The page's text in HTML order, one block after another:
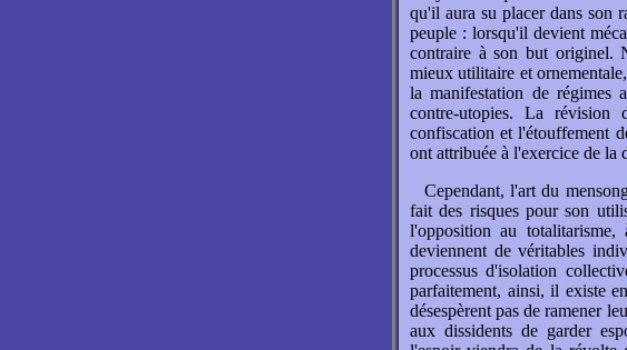
qu'il aura su placer dans son
peuple : lorsqu'il devient
contraire à son but originel.
mieux utilitaire et
la manifestation de régimes
contre-utopies. La révision
confiscation et l'étouffement
ont attribuée à l'exercice de la
Cependant, l'art du
fait des risques pour son
l'opposition au totalitarisme,
deviennent de véritables
processus d'isolation
parfaitement, ainsi, il existe
désespèrent pas de ramener
aux dissidents de garder